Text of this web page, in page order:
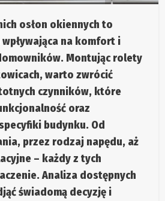
osłon okiennych to
na komfort i
Montując rolety
warto zwrócić
czynników, które
oraz
budynku. Od
przez rodzaj napędu, aż
– każdy z tych
Analiza dostępnych
świadomą decyzję i